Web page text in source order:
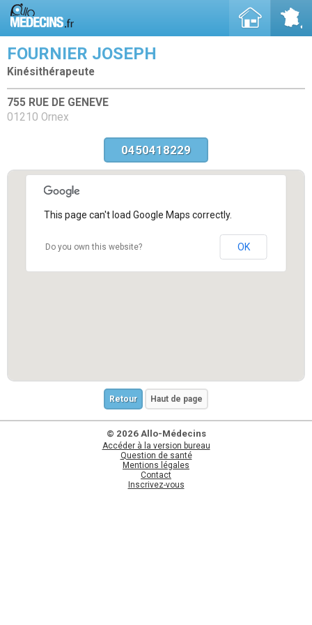
FOURNIER JOSEPH
Kinésithérapeute
755 RUE DE GENEVE
01210 Ornex
0450418229
This page can't load Google Maps correctly.
Do you own this website? OK
Retour Haut de page
© 2026 Allo-Médecins
Accéder à la version bureau
Question de santé
Mentions légales
Contact
Inscrivez-vous